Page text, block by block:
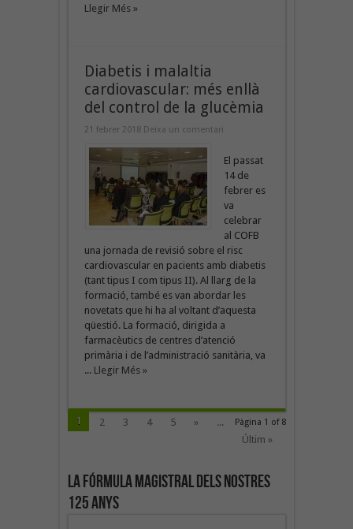
Llegir Més »
Diabetis i malaltia
cardiovascular: més enllà
del control de la glucèmia
21 febrer 2018 Deixa un comentari
El passat
14 de
febrer es
va
celebrar
al COFB
una jornada de revisió sobre el risc
cardiovascular en pacients amb diabetis
(tant tipus I com tipus II). Al llarg de la
formació, també es van abordar les
novetats que hi ha al voltant d’aquesta
qüestió. La formació, dirigida a
farmacèutics de centres d’atenció
primària i de l’administració sanitària, va
... Llegir Més »
Pàgina 1 of 8
1 2 3 4 5 »
...
Últim »
La fórmula magistral dels nostres
125 anys